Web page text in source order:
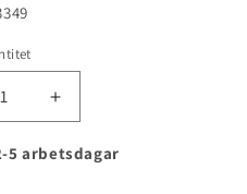
Öka
kvantitet
för
5 arbetsdagar